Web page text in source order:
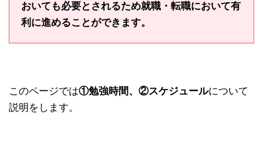
おいても必要とされるため就職・転職において有
利に進めることができます。
このページでは①勉強時間、②スケジュールについて
説明をします。